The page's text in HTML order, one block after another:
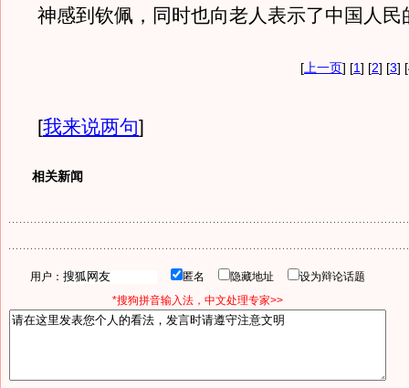
神感到钦佩，同时也向老人表示了中国人民
[ 上一页] [1] [2] [3]
[我来说两句]
相关新闻
用户： 匿名 隐藏地址
设为辩论话题
*搜狗拼音输入法，中文处理专家>>